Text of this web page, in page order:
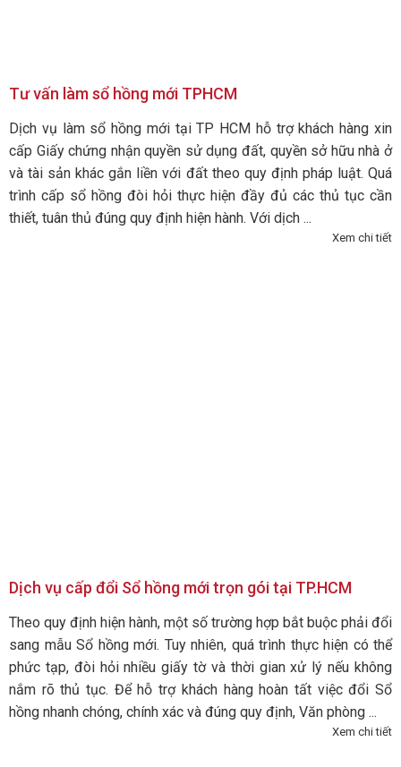
Tư vấn làm sổ hồng mới TPHCM
Dịch vụ làm sổ hồng mới tại TP HCM hỗ trợ khách hàng xin
cấp Giấy chứng nhận quyền sử dụng đất, quyền sở hữu nhà ở
và tài sản khác gắn liền với đất theo quy định pháp luật. Quá
trình cấp sổ hồng đòi hỏi thực hiện đầy đủ các thủ tục cần
thiết, tuân thủ đúng quy định hiện hành. Với dịch ...
Xem chi tiết
Dịch vụ cấp đổi Sổ hồng mới trọn gói tại TP.HCM
Theo quy định hiện hành, một số trường hợp bắt buộc phải đổi
sang mẫu Sổ hồng mới. Tuy nhiên, quá trình thực hiện có thể
phức tạp, đòi hỏi nhiều giấy tờ và thời gian xử lý nếu không
nắm rõ thủ tục. Để hỗ trợ khách hàng hoàn tất việc đổi Sổ
hồng nhanh chóng, chính xác và đúng quy định, Văn phòng ...
Xem chi tiết